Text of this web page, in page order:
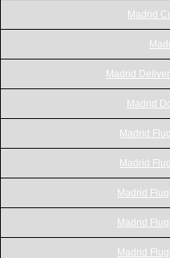
Madrid
Madrid
Madrid
Madrid
Madrid
Madrid
Madrid
Madrid